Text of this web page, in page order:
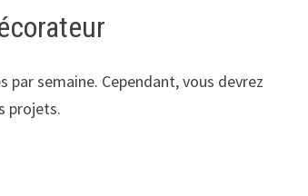
semaine. Cependant, vous devrez
projets.